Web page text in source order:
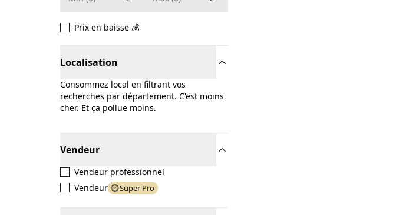
Prix en baisse 💰
Localisation
Consommez local en filtrant vos
recherches par département. C'est moins
cher. Et ça pollue moins.
Vendeur
Vendeur professionnel
Vendeur
Super Pro